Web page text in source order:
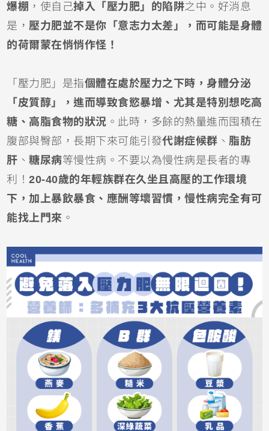
爆棚 ，使自己掉入「壓力肥」的陷阱之中。好消息
是，壓力肥並不是你「意志力太差」，而可能是身體
的荷爾蒙在悄悄作怪！
「壓力肥」是指個體在處於壓力之下時，身體分泌
「皮質醇」，進而導致食慾暴增、尤其是特別想吃高
糖、高脂食物的狀況 。此時，多餘的熱量進而囤積在
腹部與臀部，長期下來可能引發代謝症候群 、脂肪
肝 、糖尿病等慢性病。不要以為慢性病是長者的專
利！20-40歲的年輕族群在久坐且高壓的工作環境
下，加上暴飲暴食、應酬等壞習慣，慢性病完全有可
能找上門來 。